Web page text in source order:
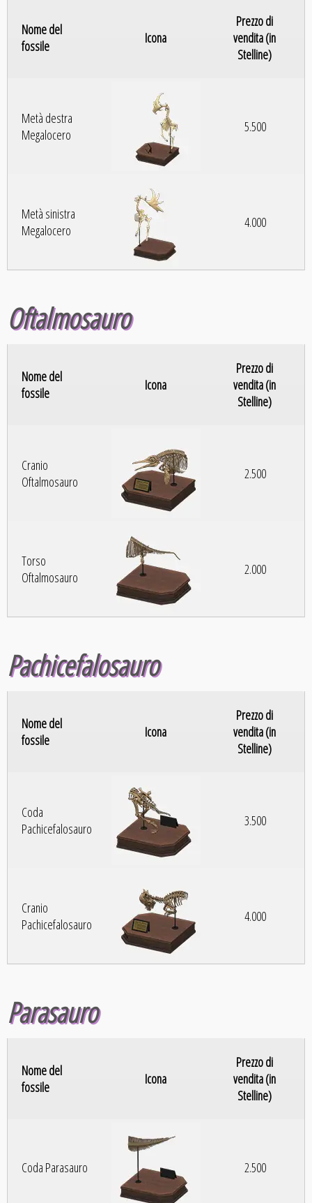
Nome del
fossile
Icona
Prezzo di
vendita (in
Stelline)
Metà destra
Megalocero
5.500
Metà sinistra
Megalocero
4.000
Oftalmosauro
Nome del
fossile
Icona
Prezzo di
vendita (in
Stelline)
Cranio
Oftalmosauro
2.500
Torso
Oftalmosauro
2.000
Pachicefalosauro
Nome del
fossile
Icona
Prezzo di
vendita (in
Stelline)
Coda
Pachicefalosauro
3.500
Cranio
Pachicefalosauro
4.000
Parasauro
Nome del
fossile
Icona
Prezzo di
vendita (in
Stelline)
Coda Parasauro 2.500